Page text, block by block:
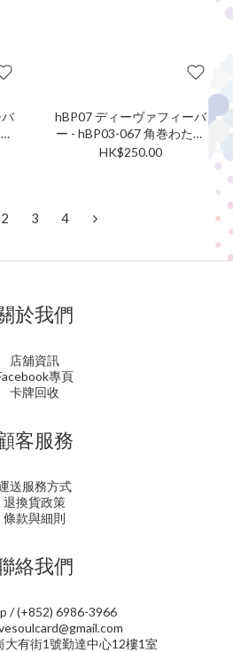
hBP07 ディーヴァフィーバ
ー - hBP03-067 角巻わため
HR
HK$250.00
2 3 4
於我們
店舖資訊
專頁
卡牌回收
客服務
送服務方式
退換貨政策
條款與細則
絡我們
/ (+852) 6986-3966
大有街1號勤達中心12樓1室